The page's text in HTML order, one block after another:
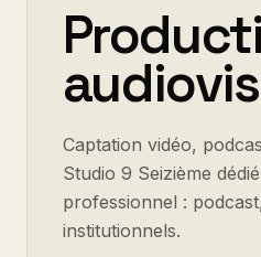
Captation vidéo,
Studio 9 Seizième
professionnel :
institutionnels.